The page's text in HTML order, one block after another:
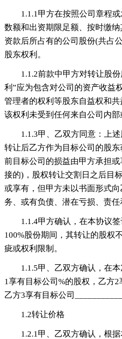
1.1.1甲方在按照公司章程
数额和出资期限足额、按时缴
资款后所占有的公司股份(共占
股东权利。
1.1.2前款中甲方对转让股
利”应为包含对公司的资产收益
管理者的权利等股东自益权和共
该权利未受到任何来自公司内部
1.1.3甲、乙双方同意：上
转让后乙方作为目标公司的股
前目标公司的损益由甲方承担
接的)，股权转让交割日之后目
或享有，但甲方未以书面形式
务、或有负债、潜在亏损、责任
1.1.4甲方确认，在本协议
100%股份期间，其转让的股权
疵或权利限制。
1.1.5甲、乙双方确认，在
1享有目标公司%的股权，乙方2
乙方3享有目标公司
1.2转让价格
1.2.1甲、乙双方确认，根